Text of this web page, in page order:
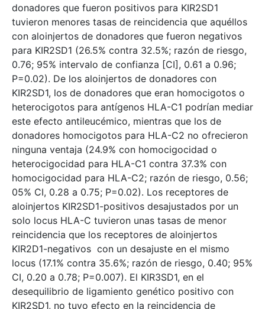
donadores que fueron positivos para KIR2SD1
tuvieron menores tasas de reincidencia que aquéllos
con aloinjertos de donadores que fueron negativos
para KIR2SD1 (26.5% contra 32.5%; razón de riesgo,
0.76; 95% intervalo de confianza [CI], 0.61 a 0.96;
P=0.02). De los aloinjertos de donadores con
KIR2SD1, los de donadores que eran homocigotos o
heterocigotos para antígenos HLA-C1 podrían mediar
este efecto antileucémico, mientras que los de
donadores homocigotos para HLA-C2 no ofrecieron
ninguna ventaja (24.9% con homocigocidad o
heterocigocidad para HLA-C1 contra 37.3% con
homocigocidad para HLA-C2; razón de riesgo, 0.56;
05% CI, 0.28 a 0.75; P=0.02). Los receptores de
aloinjertos KIR2SD1-positivos desajustados por un
solo locus HLA-C tuvieron unas tasas de menor
reincidencia que los receptores de aloinjertos
KIR2D1-negativos con un desajuste en el mismo
locus (17.1% contra 35.6%; razón de riesgo, 0.40; 95%
CI, 0.20 a 0.78; P=0.007). El KIR3SD1, en el
desequilibrio de ligamiento genético positivo con
KIR2SD1, no tuvo efecto en la reincidencia de